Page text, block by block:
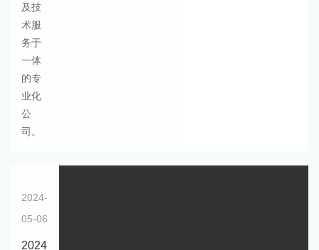
及技
术服
务于
一体
的专
业化
公
司。
2024-
05-06
2024